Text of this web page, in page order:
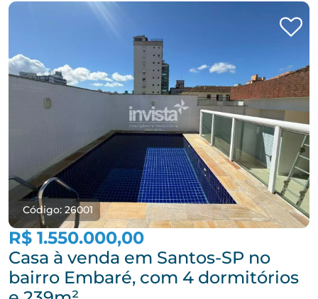
Código: 26001
R$ 1.550.000,00
Casa à venda em Santos-SP no
bairro Embaré, com 4 dormitórios